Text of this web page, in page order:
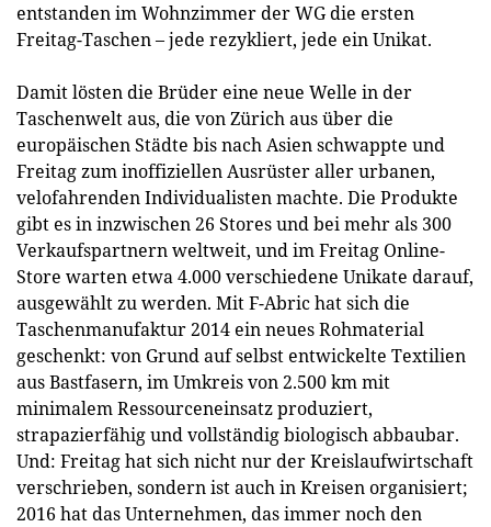
entstanden im Wohnzimmer der WG die ersten
Freitag-Taschen – jede rezykliert, jede ein Unikat.
Damit lösten die Brüder eine neue Welle in der
Taschenwelt aus, die von Zürich aus über die
europäischen Städte bis nach Asien schwappte und
Freitag zum inoffiziellen Ausrüster aller urbanen,
velofahrenden Individualisten machte. Die Produkte
gibt es in inzwischen 26 Stores und bei mehr als 300
Verkaufspartnern weltweit, und im Freitag Online-
Store warten etwa 4.000 verschiedene Unikate darauf,
ausgewählt zu werden. Mit F-Abric hat sich die
Taschenmanufaktur 2014 ein neues Rohmaterial
geschenkt: von Grund auf selbst entwickelte Textilien
aus Bastfasern, im Umkreis von 2.500 km mit
minimalem Ressourceneinsatz produziert,
strapazierfähig und vollständig biologisch abbaubar.
Und: Freitag hat sich nicht nur der Kreislaufwirtschaft
verschrieben, sondern ist auch in Kreisen organisiert;
2016 hat das Unternehmen, das immer noch den